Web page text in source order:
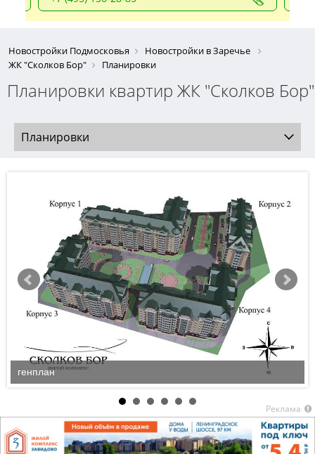
Новостройки Подмосковья
Новостройки в Заречье
ЖК "Сколков Бор"
Планировки
Планировки квартир ЖК "Сколков Бор"
Планировки
генплан
Реклама